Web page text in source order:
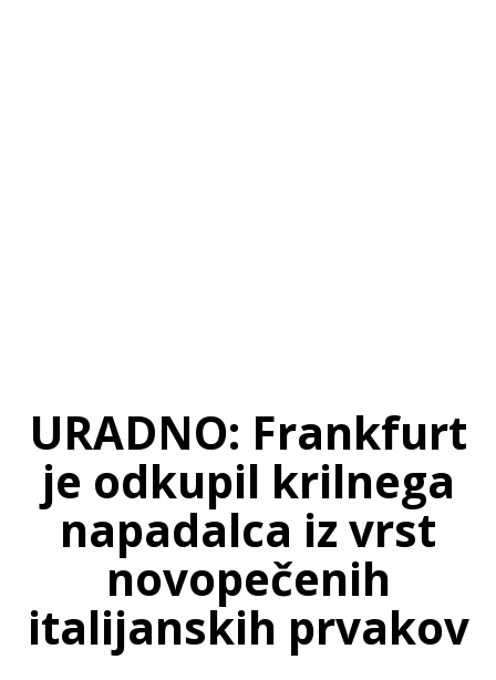
URADNO: Frankfurt
je odkupil krilnega
napadalca iz vrst
novopečenih
italijanskih prvakov